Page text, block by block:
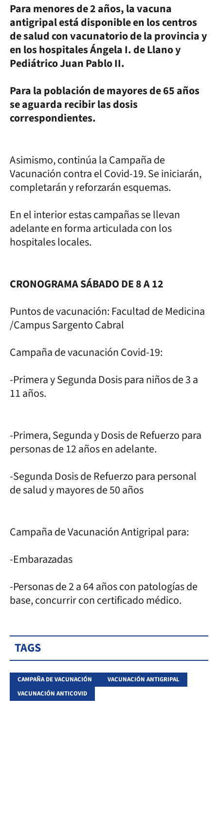
Para menores de 2 años, la vacuna
antigripal está disponible en los centros
de salud con vacunatorio de la provincia y
en los hospitales Ángela I. de Llano y
Pediátrico Juan Pablo II.
Para la población de mayores de 65 años
se aguarda recibir las dosis
correspondientes.
Asimismo, continúa la Campaña de
Vacunación contra el Covid-19. Se iniciarán,
completarán y reforzarán esquemas.
En el interior estas campañas se llevan
adelante en forma articulada con los
hospitales locales.
CRONOGRAMA SÁBADO DE 8 A 12
Puntos de vacunación: Facultad de Medicina
/Campus Sargento Cabral
Campaña de vacunación Covid-19:
-Primera y Segunda Dosis para niños de 3 a
11 años.
-Primera, Segunda y Dosis de Refuerzo para
personas de 12 años en adelante.
-Segunda Dosis de Refuerzo para personal
de salud y mayores de 50 años
Campaña de Vacunación Antigripal para:
-Embarazadas
-Personas de 2 a 64 años con patologías de
base, concurrir con certificado médico.
TAGS
CAMPAÑA DE VACUNACIÓN
VACUNACIÓN ANTIGRIPAL
VACUNACIÓN ANTICOVID